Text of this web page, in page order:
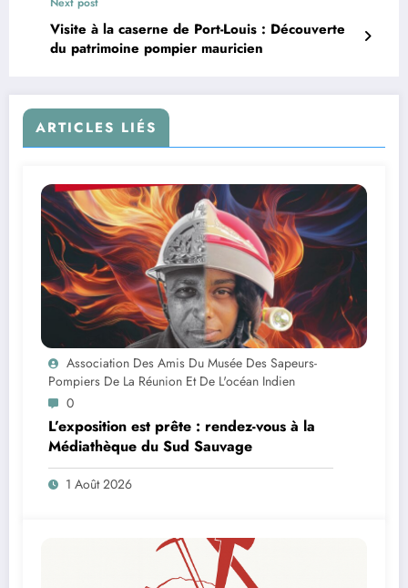
Visite à la caserne de Port-Louis : Découverte
du patrimoine pompier mauricien
ARTICLES LIÉS
Association Des Amis Du Musée Des Sapeurs-
Pompiers De La Réunion Et De L'océan Indien
0
L’exposition est prête : rendez-vous à la
Médiathèque du Sud Sauvage
1 Août 2026